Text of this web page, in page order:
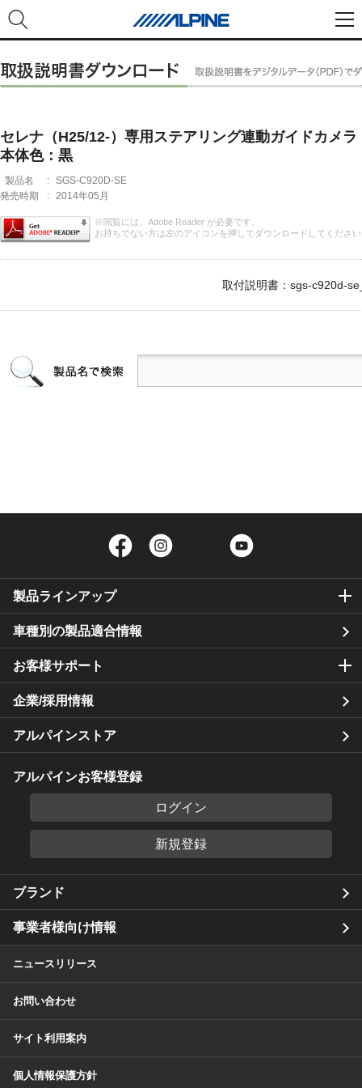
セレナ（H25/12-）専用ステアリング連動ガイドカメ
本体色：黒
製品名 : SGS-C920D-SE
発売時期
: 2014年05月
※閲覧には、Adobe Reader が必要です。
お持ちでない方は左のアイコンを押してダウンロードしてくださ
取付説明書：sgs-c920d-
Facebook Twitter
製品ラインアップ
車種別の製品適合情報
お客様サポート
企業/採用情報
アルパインストア
アルパインお客様登録
ログイン
新規登録
ブランド
事業者様向け情報
ニュースリリース
お問い合わせ
サイト利用案内
個人情報保護方針